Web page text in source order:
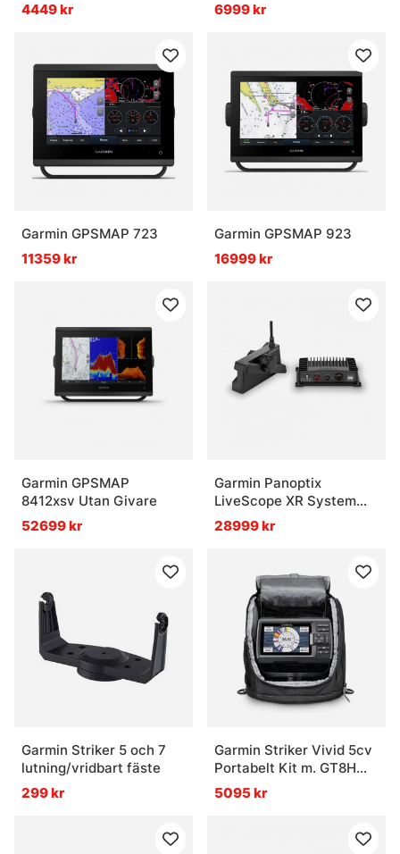
4449 kr
6999 kr
Garmin GPSMAP 723
11359 kr
Garmin GPSMAP 923
16999 kr
Garmin GPSMAP
8412xsv Utan Givare
52699 kr
Garmin Panoptix
LiveScope XR System
LVS62XR & GLS10
28999 kr
Garmin Striker 5 och 7
lutning/vridbart fäste
299 kr
Garmin Striker Vivid 5cv
Portabelt Kit m. GT8HW-
IF
5095 kr